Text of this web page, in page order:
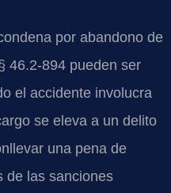
por abandono de
46.2-894 pueden ser
el accidente involucra
se eleva a un delito
una pena de
de las sanciones